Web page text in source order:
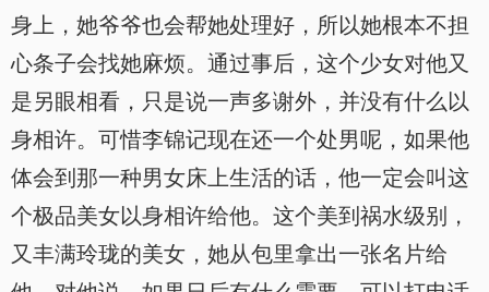
身上，她爷爷也会帮她处理好，所以她根本不担
心条子会找她麻烦。通过事后，这个少女对他又
是另眼相看，只是说一声多谢外，并没有什么以
身相许。可惜李锦记现在还一个处男呢，如果他
体会到那一种男女床上生活的话，他一定会叫这
个极品美女以身相许给他。这个美到祸水级别，
又丰满玲珑的美女，她从包里拿出一张名片给